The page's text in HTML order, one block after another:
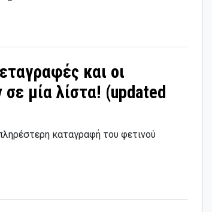
και οι
μία λίστα! (updated
καταγραφή του φετινού